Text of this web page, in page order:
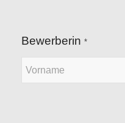
Bewerberin *